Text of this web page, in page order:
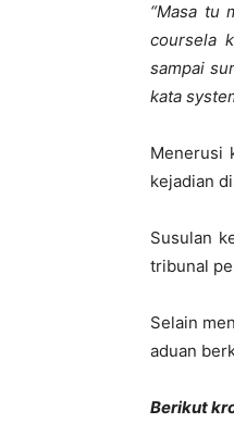
“Masa tu
coursela
sampai
kata
Menerusi
kejadian
Susulan
tribunal
Selain
aduan
Berikut